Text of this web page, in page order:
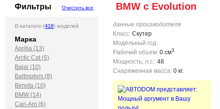
Фильтры Очистить все
В каталоге (418) моделей
Марка
Aprilia (13)
Arctic Cat (5)
Bajaj (10)
Baltmotors (8)
Bimota (10)
BMW (14)
Can-Am (6)
BMW c Evolution
данные производителя
Класс: Скутер
Модельный год:
Рабочий объем: 0 см3
Мощность, л.с.: 48
Снаряженная масса: 0 кг.